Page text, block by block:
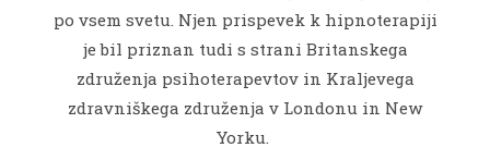
po vsem svetu. Njen prispevek k hipnoterapiji
je bil priznan tudi s strani Britanskega
združenja psihoterapevtov in Kraljevega
zdravniškega združenja v Londonu in New
Yorku.